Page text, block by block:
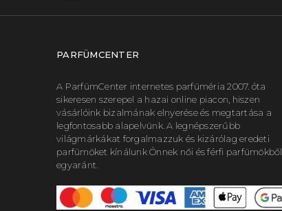
PARFÜMCENTER
A ParfümCenter internetes parfüméria 2007. óta
sikeresen szerepel a hazai online piacon, hiszen
vásárlóink bizalmának elnyerése és megtartása a
legfontosabb alapelvünk. A legnépszerűbb
világmárkákat forgalmazzuk és kizárólag eredeti
parfümöket kínálunk Önnek női és férfi parfümökből
egyaránt.